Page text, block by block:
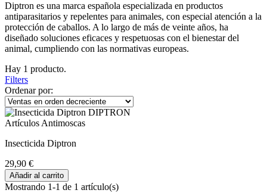
Diptron es una marca española especializada en productos
antiparasitarios y repelentes para animales, con especial atención a la
protección de caballos. A lo largo de más de veinte años, ha
diseñado soluciones eficaces y respetuosas con el bienestar del
animal, cumpliendo con las normativas europeas.
Hay 1 producto.
Filters
Ordenar por:
Artículos Antimoscas
Insecticida Diptron
29,90 €
Añadir al carrito
Mostrando 1-1 de 1 artículo(s)